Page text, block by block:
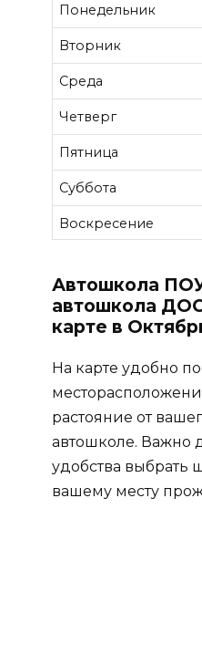
Понедельник
Вторник
Среда
Четверг
Пятница
Суббота
Воскресение
Автошкола
автошкола
карте в
На карте удобно
растояние от
автошколе. Важно
удобства выбрать
вашему месту